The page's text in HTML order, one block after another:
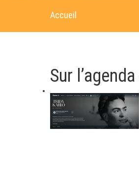
Accueil
Sur l’agenda